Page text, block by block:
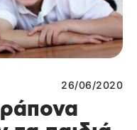
26/06/2020